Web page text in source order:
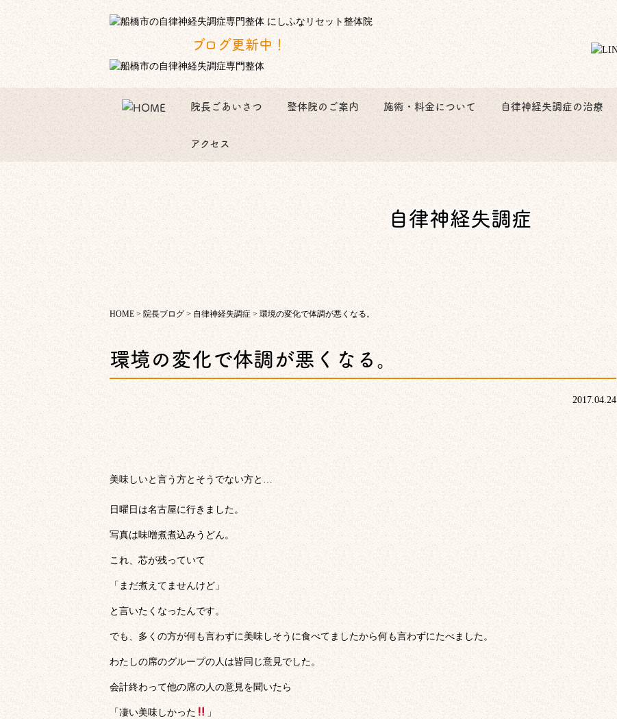
ブログ更新中！
院長ごあいさつ 整体院のご案内 施術・料金について 自律神経失調症の治療
アクセス
自律神経失調症
HOME > 院長ブログ > 自律神経失調症 > 環境の変化で体調が悪くなる。
環境の変化で体調が悪くなる。
2017.04.24
美味しいと言う方とそうでない方と…
日曜日は名古屋に行きました。
写真は味噌煮煮込みうどん。
これ、芯が残っていて
「まだ煮えてませんけど」
と言いたくなったんです。
でも、多くの方が何も言わずに美味しそうに食べてましたから何も言わずにたべました。
わたしの席のグループの人は皆同じ意見でした。
会計終わって他の席の人の意見を聞いたら
「凄い美味しかった 」